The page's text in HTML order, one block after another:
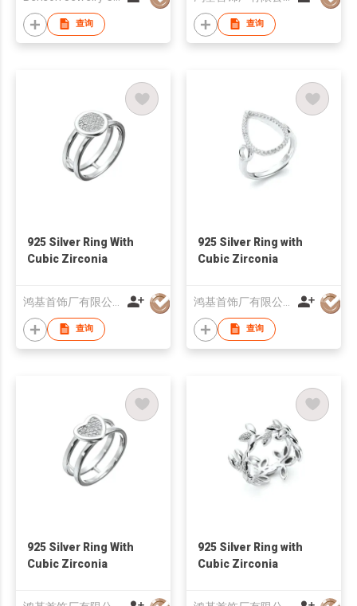
查询 查询
925 Silver Ring With
Cubic Zirconia
查询
925 Silver Ring with
Cubic Zirconia
查询
925 Silver Ring With
Cubic Zirconia
925 Silver Ring with
Cubic Zirconia